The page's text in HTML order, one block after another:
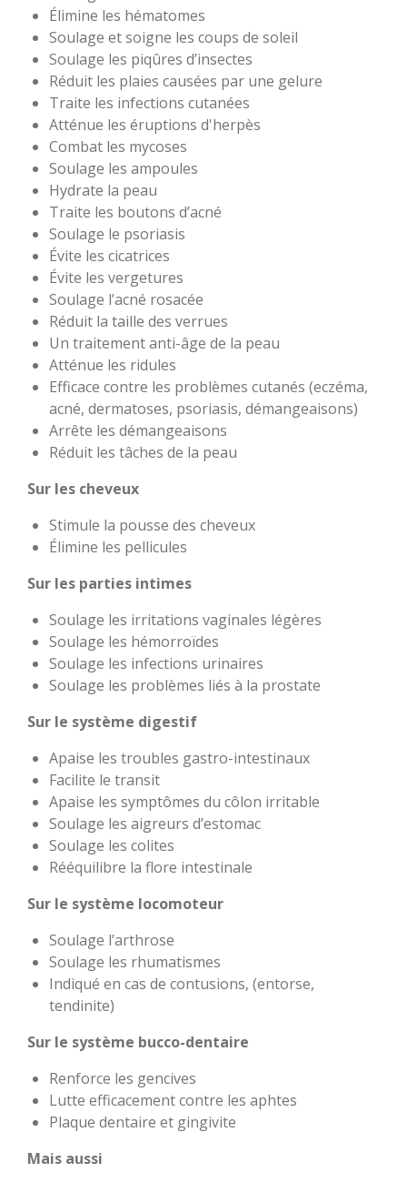
Élimine les hématomes
Soulage et soigne les coups de soleil
Soulage les piqûres d’insectes
Réduit les plaies causées par une gelure
Traite les infections cutanées
Atténue les éruptions d'herpès
Combat les mycoses
Soulage les ampoules
Hydrate la peau
Traite les boutons d’acné
Soulage le psoriasis
Évite les cicatrices
Évite les vergetures
Soulage l’acné rosacée
Réduit la taille des verrues
Un traitement anti-âge de la peau
Atténue les ridules
Efficace contre les problèmes cutanés (eczéma,
acné, dermatoses, psoriasis, démangeaisons)
Arrête les démangeaisons
Réduit les tâches de la peau
Sur les cheveux
Stimule la pousse des cheveux
Élimine les pellicules
Sur les parties intimes
Soulage les irritations vaginales légères
Soulage les hémorroïdes
Soulage les infections urinaires
Soulage les problèmes liés à la prostate
Sur le système digestif
Apaise les troubles gastro-intestinaux
Facilite le transit
Apaise les symptômes du côlon irritable
Soulage les aigreurs d’estomac
Soulage les colites
Rééquilibre la flore intestinale
Sur le système locomoteur
Soulage l’arthrose
Soulage les rhumatismes
Indiqué en cas de contusions, (entorse,
tendinite)
Sur le système bucco-dentaire
Renforce les gencives
Lutte efficacement contre les aphtes
Plaque dentaire et gingivite
Mais aussi